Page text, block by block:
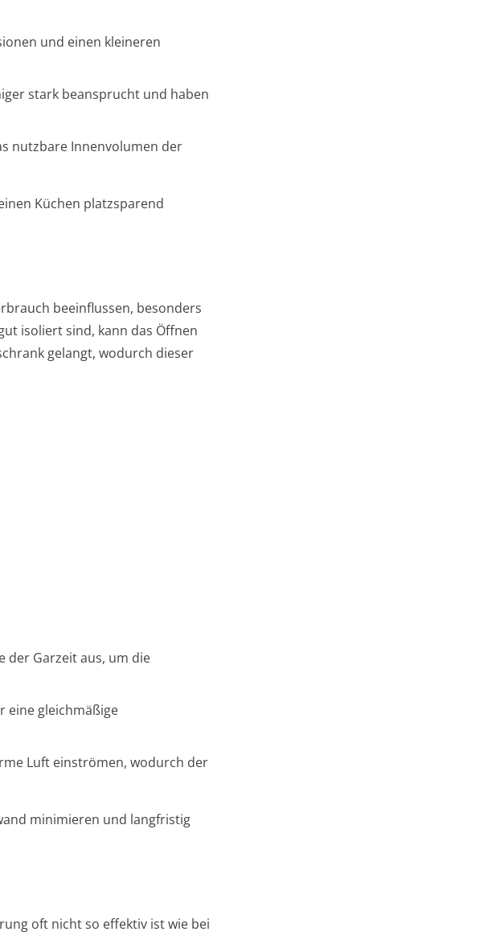
und einen kleineren
stark beansprucht und haben
nutzbare Innenvolumen der
Küchen platzsparend
beeinflussen, besonders
isoliert sind, kann das Öffnen
gelangt, wodurch dieser
der Garzeit aus, um die
eine gleichmäßige
Luft einströmen, wodurch der
minimieren und langfristig
oft nicht so effektiv ist wie bei